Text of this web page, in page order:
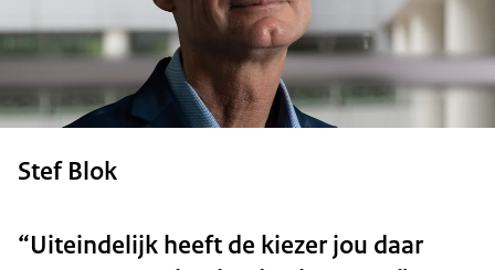
Stef Blok
“Uiteindelijk heeft de kiezer jou daar